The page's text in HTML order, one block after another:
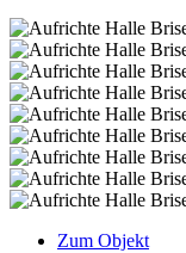
Zum Objekt